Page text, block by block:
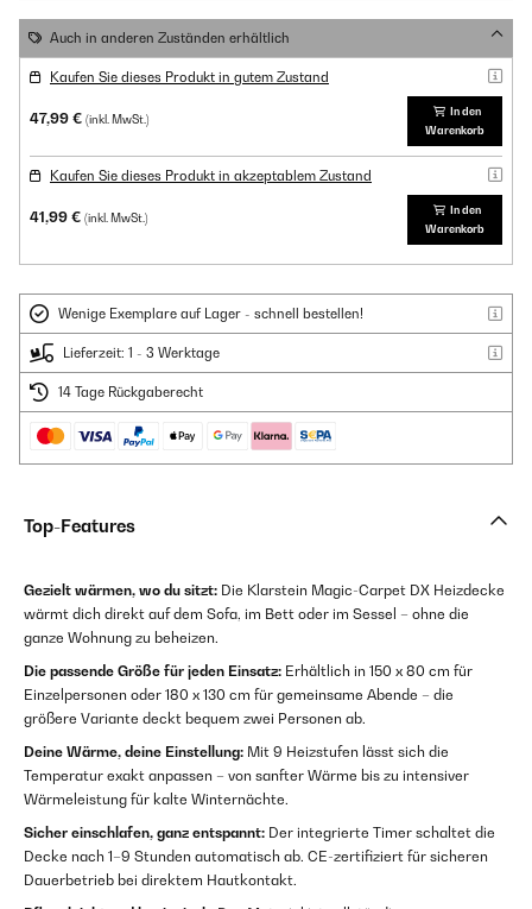
Auch in anderen Zuständen erhältlich
Kaufen Sie dieses Produkt in gutem Zustand
47,99 € (inkl. MwSt.)
In den
Warenkorb
Kaufen Sie dieses Produkt in akzeptablem Zustand
41,99 € (inkl. MwSt.)
In den
Warenkorb
Wenige Exemplare auf Lager - schnell bestellen!
Lieferzeit: 1 - 3 Werktage
14 Tage Rückgaberecht
Top-Features
Gezielt wärmen, wo du sitzt: Die Klarstein Magic-Carpet DX Heizdecke
wärmt dich direkt auf dem Sofa, im Bett oder im Sessel – ohne die
ganze Wohnung zu beheizen.
Die passende Größe für jeden Einsatz: Erhältlich in 150 x 80 cm für
Einzelpersonen oder 180 x 130 cm für gemeinsame Abende – die
größere Variante deckt bequem zwei Personen ab.
Deine Wärme, deine Einstellung: Mit 9 Heizstufen lässt sich die
Temperatur exakt anpassen – von sanfter Wärme bis zu intensiver
Wärmeleistung für kalte Winternächte.
Sicher einschlafen, ganz entspannt: Der integrierte Timer schaltet die
Decke nach 1–9 Stunden automatisch ab. CE-zertifiziert für sicheren
Dauerbetrieb bei direktem Hautkontakt.